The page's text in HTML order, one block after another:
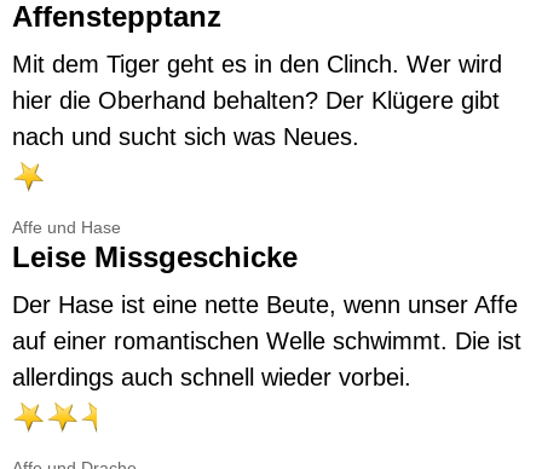
Affenstepptanz
Mit dem Tiger geht es in den Clinch. Wer wird
hier die Oberhand behalten? Der Klügere gibt
nach und sucht sich was Neues.
Affe und Hase
Leise Missgeschicke
Der Hase ist eine nette Beute, wenn unser Affe
auf einer romantischen Welle schwimmt. Die ist
allerdings auch schnell wieder vorbei.